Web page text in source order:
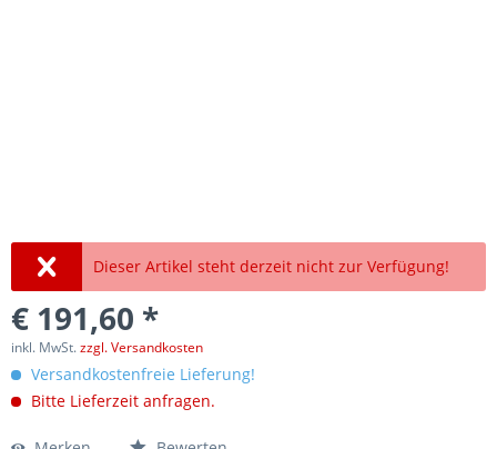
Dieser Artikel steht derzeit nicht zur Verfügung!
€ 191,60 *
inkl. MwSt.zzgl. Versandkosten
Versandkostenfreie Lieferung!
Bitte Lieferzeit anfragen.